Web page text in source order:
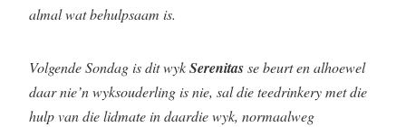
almal wat behulpsaam is.
Volgende Sondag is dit wykSerenitasse beurt en alhoewel
daar nie’n wyksouderling is nie, sal die teedrinkery met die
hulp van die lidmate in daardie wyk, normaalweg